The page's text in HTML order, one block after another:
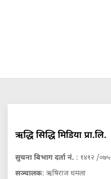
ऋद्धि सिद्धि मिडिया प्रा.लि.
सुचना बिभाग दर्ता नं. : १४१२ /
सञ्चालक: ऋषिराज धमला